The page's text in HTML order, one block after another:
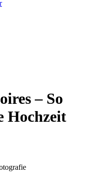
– So
Hochzeit